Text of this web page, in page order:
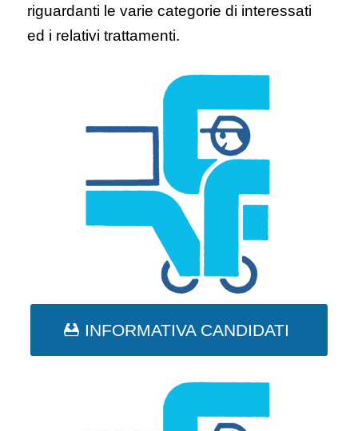
riguardanti le varie categorie di interessati
ed i relativi trattamenti.
INFORMATIVA CANDIDATI